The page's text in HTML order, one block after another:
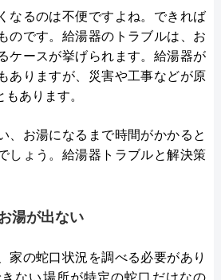
なるのは不便ですよね。できれば
のです。給湯器のトラブルは、お
ケースが挙げられます。給湯器が
ありますが、災害や工事などが原
あります。
、お湯になるまで時間がかかると
しょう。給湯器トラブルと解決策
湯が出ない
家の蛇口状況を調べる必要があり
ない場所が特定の蛇口だけなの